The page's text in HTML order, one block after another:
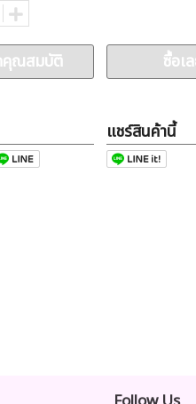
คุณสมบัติ ซื้อเ
แชร์สินค้านี้